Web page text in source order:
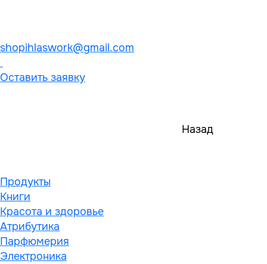
shopihlaswork@gmail.com
Оставить заявку
Назад
Продукты
Книги
Красота и здоровье
Атрибутика
Парфюмерия
Электроника